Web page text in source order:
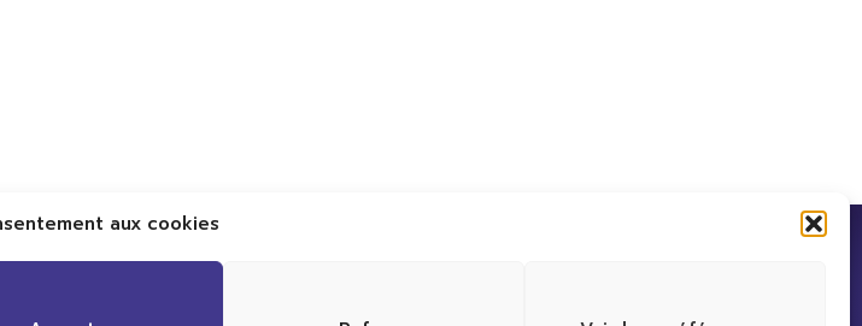
aux cookies
Val TV